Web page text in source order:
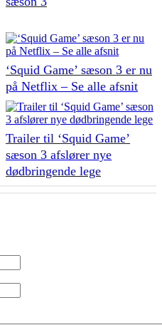
‘Squid Game’ sæson 3 er nu
på Netflix – Se alle afsnit
Trailer til ‘Squid Game’
sæson 3 afslører nye
dødbringende lege